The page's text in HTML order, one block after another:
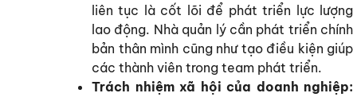
liên tục là cốt lõi để phát triển lực lượng
lao động. Nhà quản lý cần phát triển chính
bản thân mình cũng như tạo điều kiện giúp
các thành viên trong team phát triển.
Trách nhiệm xã hội của doanh nghiệp: